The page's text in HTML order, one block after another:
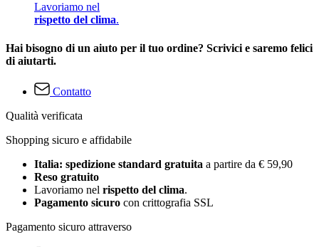
Lavoriamo nel
rispetto del clima.
Hai bisogno di un aiuto per il tuo ordine? Scrivici e saremo felici
di aiutarti.
Contatto
Qualità verificata
Shopping sicuro e affidabile
Italia: spedizione standard gratuita a partire da € 59,90
Reso gratuito
Lavoriamo nel rispetto del clima.
Pagamento sicuro con crittografia SSL
Pagamento sicuro attraverso